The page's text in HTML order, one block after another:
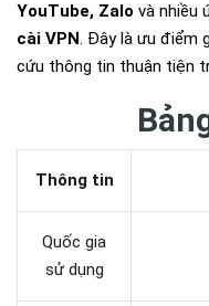
YouTube, Zalo và nhiều
cài VPN. Đây là ưu điểm
cứu thông tin thuận tiện
Thông tin
Quốc gia
sử dụng